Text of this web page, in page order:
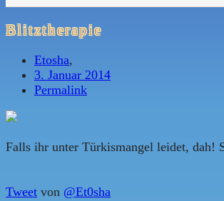
Blitztherapie
Etosha,
3. Januar 2014
Permalink
Falls ihr unter Türkismangel leidet, dah!
Tweet von @Et0sha